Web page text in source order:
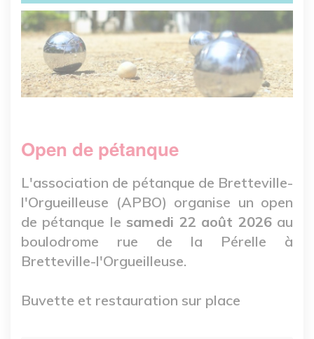
Open de pétanque
L'association de pétanque de Bretteville-
l'Orgueilleuse (APBO) organise un open
de pétanque le samedi 22 août 2026 au
boulodrome rue de la Pérelle à
Bretteville-l'Orgueilleuse.
Buvette et restauration sur place